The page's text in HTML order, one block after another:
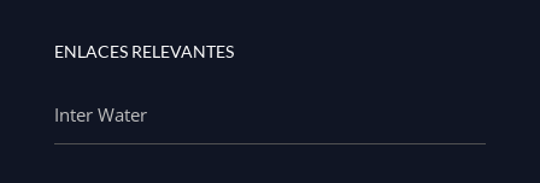
ENLACES RELEVANTES
Inter Water